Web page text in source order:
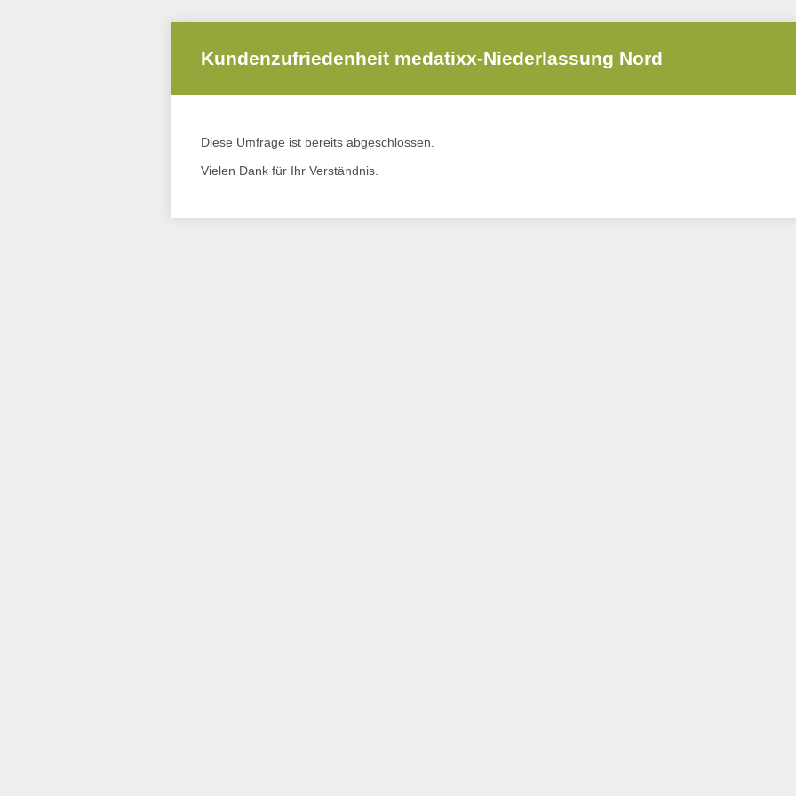
Kundenzufriedenheit medatixx-Niederlassung Nord
Diese Umfrage ist bereits abgeschlossen.
Vielen Dank für Ihr Verständnis.